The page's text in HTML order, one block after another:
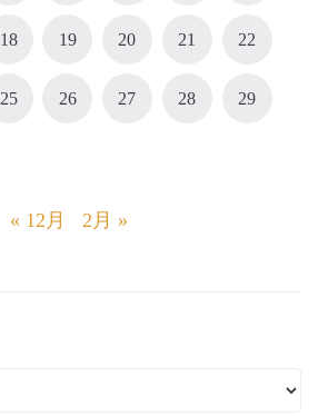
18 19 20 21 22
25 26 27 28 29
« 12月 2月 »